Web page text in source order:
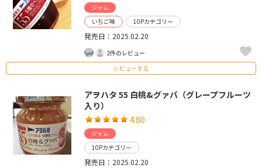
ジャム
いちご味
10Pカテゴリー
発売日：2025.02.20
2件のレビュー
レビューする
アヲハタ 55 白桃&グァバ（グレープフルーツ
入り）
4.80
ジャム
10Pカテゴリー
発売日：2025.02.20